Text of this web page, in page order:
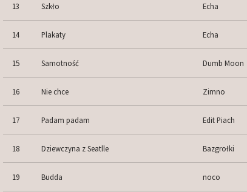
13 Szkło Echa
14 Plakaty Echa
15 Samotność Dumb Moon
16 Nie chce Zimno
17 Padam padam Edit Piach
18 Dziewczyna z Seatlle Bazgrołki
19 Budda noco